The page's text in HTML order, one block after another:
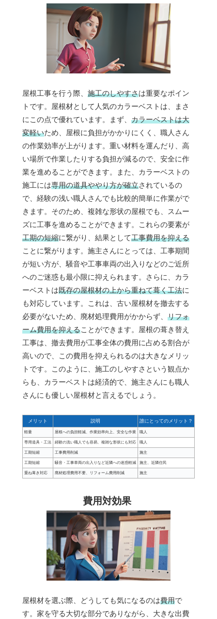
屋根工事を行う際、 施工のしやすさは重要なポイン
トです。屋根材として人気のカラーベストは、まさ
にこの点で優れています。まず、 カラーベストは大
変軽いため、屋根に負担がかかりにくく、職人さん
の作業効率が上がります。重い材料を運んだり、高
い場所で作業したりする負担が減るので、安全に作
業を進めることができます。また、カラーベストの
施工には専用の道具ややり方が確立されているの
で、経験の浅い職人さんでも比較的簡単に作業がで
きます。そのため、複雑な形状の屋根でも、スムー
ズに工事を進めることができます。これらの要素が
工期の短縮に繋がり、結果として工事費用を抑える
ことに繋がります。施主さんにとっては、工事期間
が短い方が、騒音や工事車両の出入りなどのご近所
へのご迷惑も最小限に抑えられます。さらに、カラ
ーベストは既存の屋根材の上から重ねて葺く工法に
も対応しています。これは、古い屋根材を撤去する
必要がないため、廃材処理費用がかからず、 リフォ
ーム費用を抑えることができます。屋根の葺き替え
工事は、撤去費用が工事全体の費用に占める割合が
高いので、この費用を抑えられるのは大きなメリッ
トです。このように、施工のしやすさという観点か
らも、カラーベストは経済的で、施主さんにも職人
さんにも優しい屋根材と言えるでしょう。
メリット 説明 誰にとってのメリット？
軽量 屋根への負担軽減、作業効率向上、安全な作業 職人
専用道具・工法 経験の浅い職人でも容易、複雑な形状にも対応 職人
工期短縮 工事費用削減 施主
工期短縮 騒音・工事車両の出入りなど近隣への迷惑軽減 施主、近隣住民
重ね葺き対応 廃材処理費用不要、リフォーム費用削減 施主
費用対効果
屋根材を選ぶ際、どうしても気になるのは費用で
す。家を守る大切な部分でありながら、大きな出費